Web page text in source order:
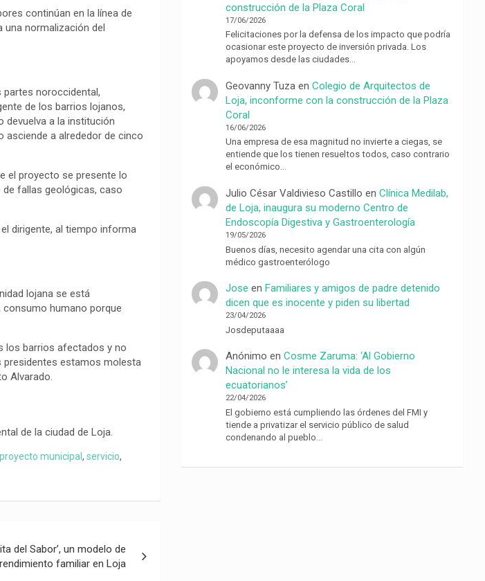
continúan en la línea de
una normalización del
partes noroccidental,
de los barrios lojanos,
devuelva a la institución
asciende a alrededor de cinco
el proyecto se presente lo
de fallas geológicas, caso
dirigente, al tiempo informa
lojana se está
consumo humano porque
los barrios afectados y no
presidentes estamos molesta
Alvarado.
de la ciudad de Loja.
proyecto municipal , servicio,
del Sabor’, un modelo de
familiar en Loja
construcción de la Plaza Coral
17/06/2026
Felicitaciones por la defensa de los impacto que podría
ocasionar este proyecto de inversión privada. Los
apoyamos desde las ciudades…
Geovanny Tuza enColegio de Arquitectos de
Loja, inconforme con la construcción de la Plaza
Coral
16/06/2026
Una empresa de esa magnitud no invierte a ciegas, se
entiende que los tienen resueltos todos, caso contrario
el económico…
Julio César Valdivieso Castillo enClínica Medilab,
de Loja, inaugura su moderno Centro de
Endoscopía Digestiva y Gastroenterología
19/05/2026
Buenos días, necesito agendar una cita con algún
médico gastroenterólogo
Jose enFamiliares y amigos de padre detenido
dicen que es inocente y piden su libertad
23/04/2026
Josdeputaaaa
Anónimo enCosme Zaruma: ‘Al Gobierno
Nacional no le interesa la vida de los
ecuatorianos’
22/04/2026
El gobierno está cumpliendo las órdenes del FMI y
tiende a privatizar el servicio público de salud
condenando al pueblo…